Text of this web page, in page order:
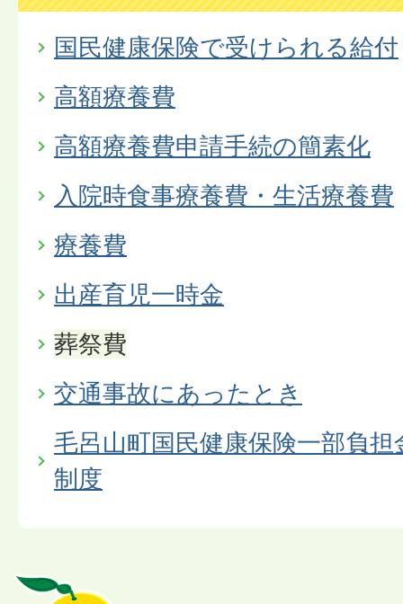
国民健康保険で受けられる給付
高額療養費
高額療養費申請手続の簡素化
入院時食事療養費・生活療養費
療養費
出産育児一時金
葬祭費
交通事故にあったとき
毛呂山町国民健康保険一部負
制度